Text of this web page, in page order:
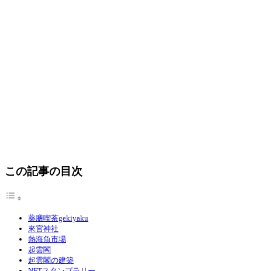
この記事の目次
薬膳喫茶gekiyaku
來宮神社
熱海魚市場
起雲閣
起雲閣の建築